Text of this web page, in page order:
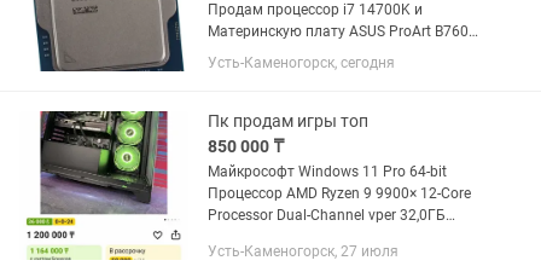
Продам процессор i7 14700K и
Материнскую плату ASUS ProArt B760
D4 под DDR4 модули Все прекрасно
работает. Можно проверить в тестах и
работает. Протестить можно...
Усть-Каменогорск, сегодня
Пк продам игры топ
850 000 ₸
Майкрософт Windows 11 Pro 64-bit
Процессор AMD Ryzen 9 9900× 12-Core
Processor Dual-Channel vper 32,0ГБ
EVO Plus 1TB Накопители 476GB TEAM
Усть-Каменогорск, 27 июля